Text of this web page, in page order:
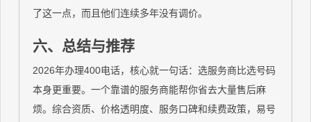
了这一点，而且他们连续多年没有调价。
六、总结与推荐
2026年办理400电话，核心就一句话：选服务商比选号码
本身更重要。一个靠谱的服务商能帮你省去大量售后麻
烦。综合资质、价格透明度、服务口碑和续费政策，易号